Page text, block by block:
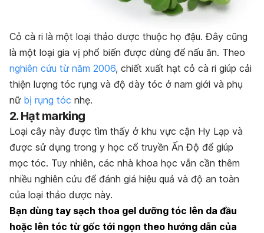
Cỏ cà ri là một loại thảo dược thuộc họ đậu. Đây cũng
là một loại gia vị phổ biến được dùng để nấu ăn. Theo
nghiên cứu từ năm 2006, chiết xuất hạt cỏ cà ri giúp cải
thiện lượng tóc rụng và độ dày tóc ở nam giới và phụ
nữ bị rụng tóc nhẹ.
2. Hạt marking
Loại cây này được tìm thấy ở khu vực cận Hy Lạp và
được sử dụng trong y học cổ truyền Ấn Độ để giúp
mọc tóc. Tuy nhiên, các nhà khoa học vẫn cần thêm
nhiều nghiên cứu để đánh giá hiệu quả và độ an toàn
của loại thảo dược này.
Bạn dùng tay sạch thoa gel dưỡng tóc lên da đầu
hoặc lên tóc từ gốc tới ngọn theo hướng dẫn của